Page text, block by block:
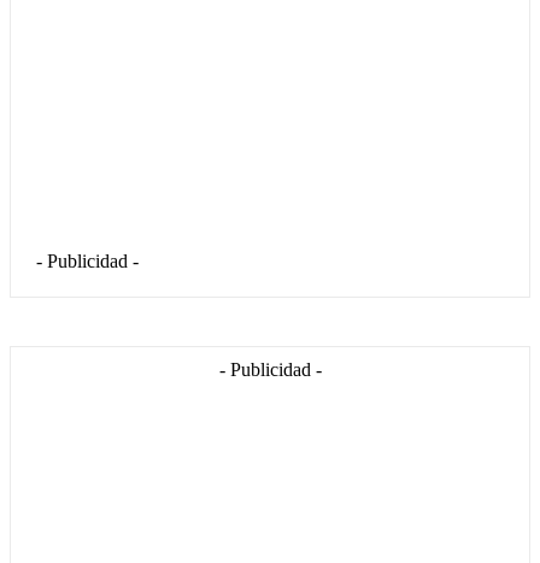
- Publicidad -
- Publicidad -